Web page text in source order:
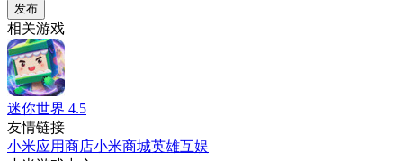
发布
相关游戏
迷你世界 4.5
友情链接
小米应用商店小米商城英雄互娱